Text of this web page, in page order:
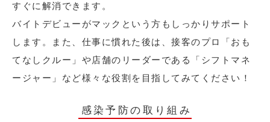
すぐに解消できます。
バイトデビューがマックという方もしっかりサポート
します。また、仕事に慣れた後は、接客のプロ「おも
てなしクルー」や店舗のリーダーである「シフトマネ
ージャー」など様々な役割を目指してみてください！
感染予防の取り組み